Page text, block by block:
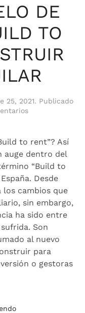
DE
TO
25, 2021. Publicado
en
DE
«BUILD
TO
RENT»
CONSTRUIR
PARA
ALQUILAR
to rent”? Así
auge dentro del
“Build to
Desde
los cambios que
sin embargo,
ha sido entre
Son
al nuevo
para
o gestoras